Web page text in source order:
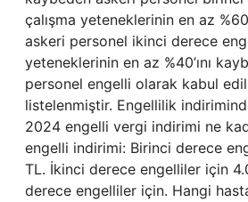
çalışma yeteneklerinin en az
askeri personel ikinci derece
yeteneklerinin en az %40’ını
personel engelli olarak kabul
listelenmiştir. Engellilik
2024 engelli vergi indirimi ne
engelli indirimi: Birinci derece
TL. İkinci derece engelliler için
derece engelliler için. Hangi